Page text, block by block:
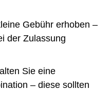
Gebühr erhoben –
der Zulassung
Sie eine
– diese sollten